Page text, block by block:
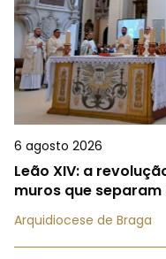
6 agosto 2026
Leão XIV: a
muros que
Arquidiocese de Braga